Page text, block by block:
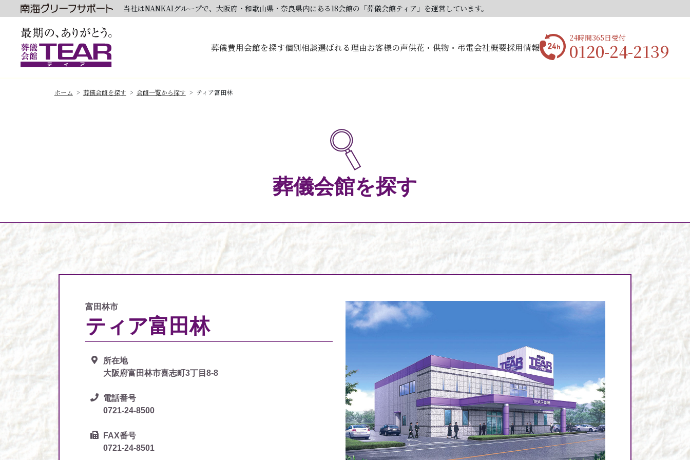
当社はNANKAIグループで、大阪府・和歌山県・奈良県内にある18会館の「葬儀会館ティア」を運営しています。
葬儀費用会館を探す個別相談選ばれる理由お客様の声供花・供物・弔電会社概要採用情報
24時間365日受付
0120-24-2139
ホーム 葬儀会館を探す 会館一覧から探す ティア富田林
葬儀会館を探す
富田林市
ティア富田林
所在地
大阪府富田林市喜志町3丁目8-8
電話番号
0721-24-8500
FAX番号
0721-24-8501